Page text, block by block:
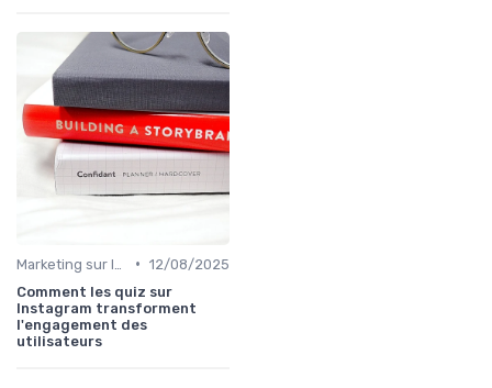
• 12/08/2025
Comment les quiz sur
Instagram transforment
l'engagement des
utilisateurs